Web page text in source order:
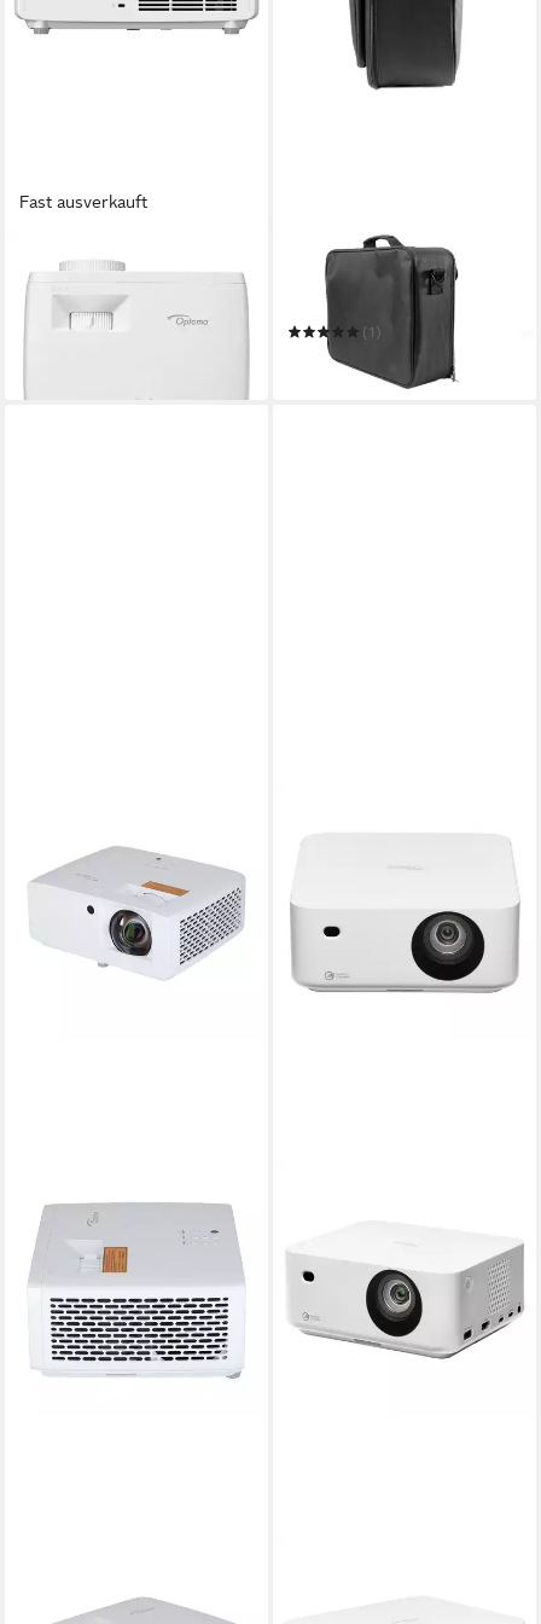
Fast ausverkauft
UHZ66 3D-Beamer
ab 1.099,00 €
in 2-3 Werktagen bei dir
OPTOMA
Tragetasche Optoma Carry
Bag L
(1)
ab 39,70 €
in 2-3 Werktagen bei dir
ab 799,00 €